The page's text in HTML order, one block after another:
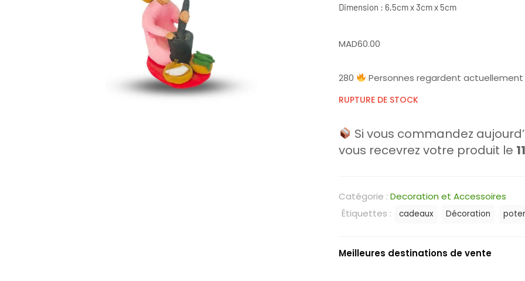
Dimension : 6,5cm x 3cm x 5cm
MAD60.00
280 Personnes regardent
RUPTURE DE STOCK
Si vous commandez
vous recevrez votre produit le
Catégorie : Decoration et Accessoires
Étiquettes :
cadeaux Décoration
Meilleures destinations de vente